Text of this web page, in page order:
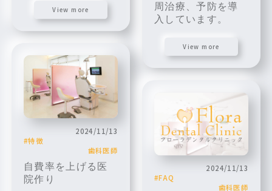
View more
周治療、予防を導
入しています。
View more
2024/11/13
特徴
歯科医師
自費率を上げる医
院作り
2024/11/13
FAQ
歯科医師